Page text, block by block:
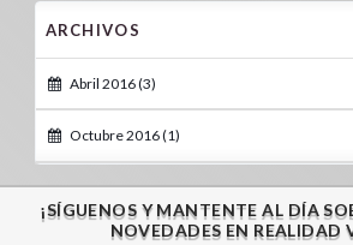
ARCHIVOS
Abril 2016 (3)
Octubre 2016 (1)
¡SÍGUENOS Y MANTENTE AL DÍA
NOVEDADES EN REALIDAD